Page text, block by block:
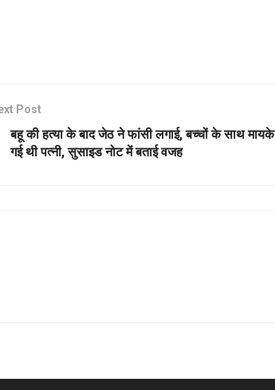
Post
बहू की हत्या के बाद जेठ ने फांसी लगाई, बच्चों के साथ मायके
गई थी पत्नी, सुसाइड नोट में बताई वजह